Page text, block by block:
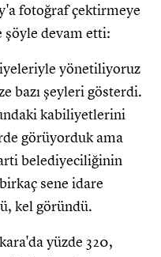
fotoğraf çektirmeye
devam etti:
yönetiliyoruz
bazı şeyleri gösterdi.
kabiliyetlerini
görüyorduk ama
belediyeciliğinin
sene idare
kel göründü.
yüzde 320,